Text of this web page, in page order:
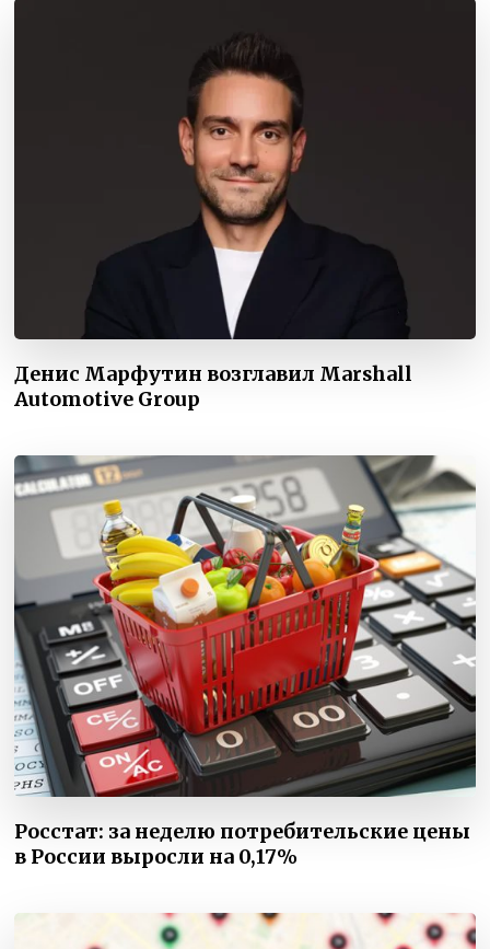
Денис Марфутин возглавил Marshall
Automotive Group
Росстат: за неделю потребительские цены
в России выросли на 0,17%